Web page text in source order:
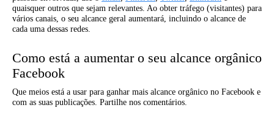
quaisquer outros que sejam relevantes. Ao obter tráfego (visitantes) para
vários canais, o seu alcance geral aumentará, incluindo o alcance de
cada uma dessas redes.
Como está a aumentar o seu alcance orgânico
Facebook
Que meios está a usar para ganhar mais alcance orgânico no Facebook e
com as suas publicações. Partilhe nos comentários.